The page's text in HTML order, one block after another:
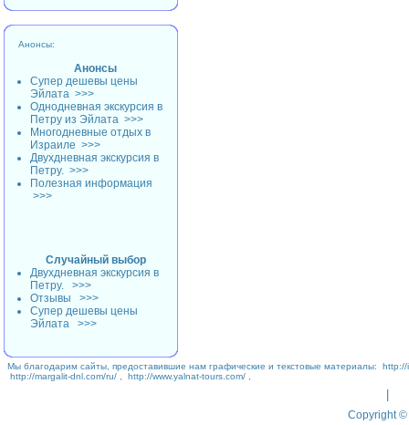
Анонсы:
Анонсы
Супер дешевы цены
Эйлата >>>
Однодневная экскурсия в
Петру из Эйлата >>>
Многодневные отдых в
Израиле >>>
Двухдневная экскурсия в
Петру. >>>
Полезная информация
>>>
Случайный выбор
Двухдневная экскурсия в
Петру.
>>>
Отзывы
>>>
Супер дешевы цены
Эйлата
>>>
Мы благодарим сайты, предоставившие нам графические и текстовые материалы:
http://
http://margalit-dnl.com/ru/
http://www.yalnat-tours.com/
Copyright ©